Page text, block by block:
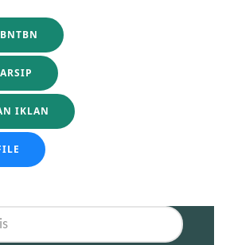
IKLAN